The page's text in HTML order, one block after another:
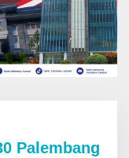
Palembang